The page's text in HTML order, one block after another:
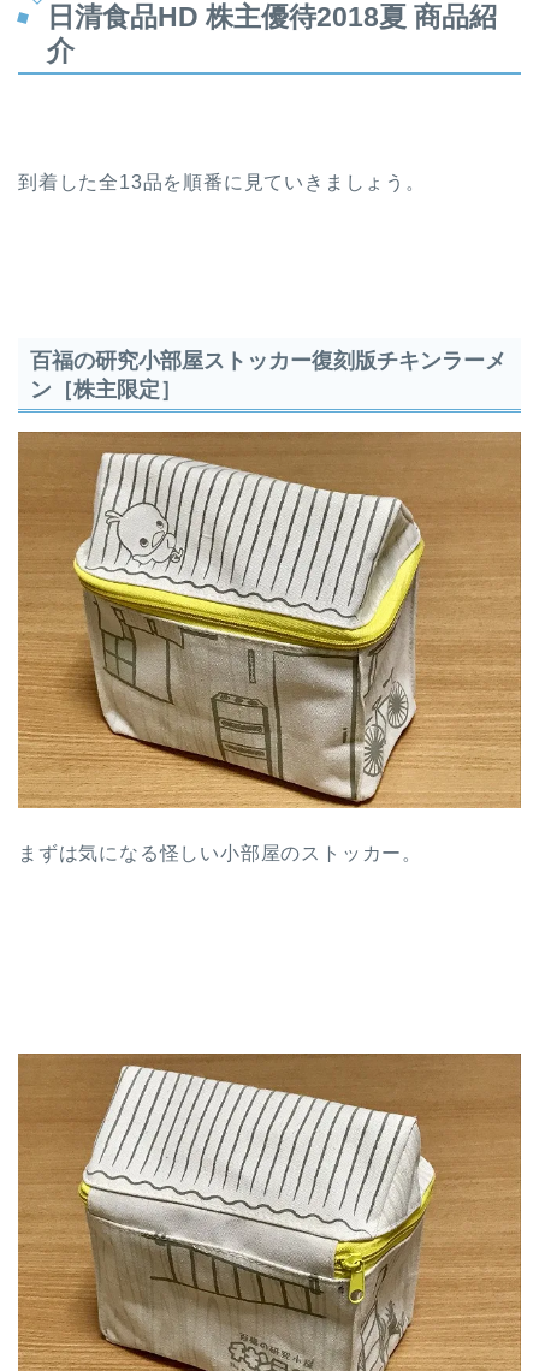
日清食品HD 株主優待2018夏 商品紹
介
到着した全13品を順番に見ていきましょう。
百福の研究小部屋ストッカー復刻版チキンラーメ
ン［株主限定］
まずは気になる怪しい小部屋のストッカー。